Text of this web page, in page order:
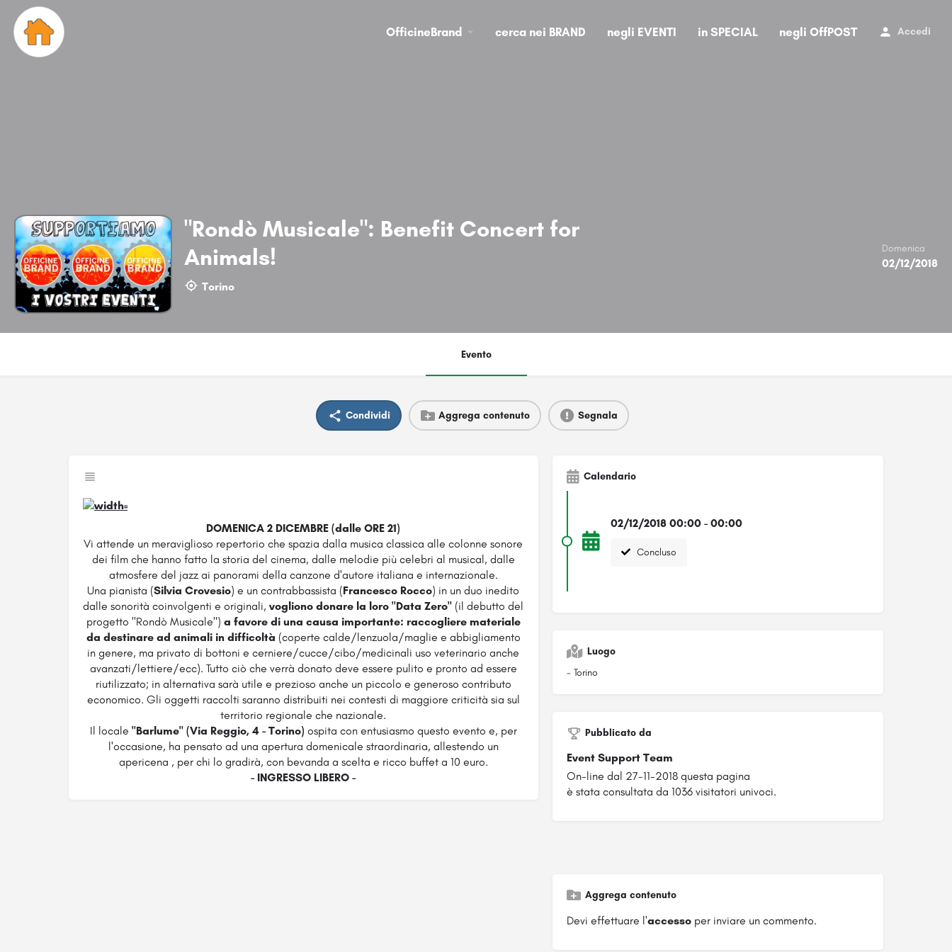
OfficineBrand cerca nei BRAND negli EVENTI in SPECIAL negli OffPOST Accedi
"Rondò Musicale": Benefit Concert for
Animals!
Torino
Domenica
02/12/2018
Evento
Condividi Aggrega contenuto Segnala
DOMENICA 2 DICEMBRE (dalle ORE 21)
Vi attende un meraviglioso repertorio che spazia dalla musica classica alle colonne sonore
dei film che hanno fatto la storia del cinema, dalle melodie più celebri al musical, dalle
atmosfere del jazz ai panorami della canzone d'autore italiana e internazionale.
Una pianista (Silvia Crovesio) e un contrabbassista (Francesco Rocco) in un duo inedito
dalle sonorità coinvolgenti e originali,vogliono donare la loro "Data Zero" (il debutto del
progetto "Rondò Musicale") a favore di una causa importante: raccogliere materiale
da destinare ad animali in difficoltà (coperte calde/lenzuola/maglie e abbigliamento
in genere, ma privato di bottoni e cerniere/cucce/cibo/medicinali uso veterinario anche
avanzati/lettiere/ecc). Tutto ciò che verrà donato deve essere pulito e pronto ad essere
riutilizzato; in alternativa sarà utile e prezioso anche un piccolo e generoso contributo
economico. Gli oggetti raccolti saranno distribuiti nei contesti di maggiore criticità sia sul
territorio regionale che nazionale.
Il locale "Barlume" (Via Reggio, 4 - Torino) ospita con entusiasmo questo evento e, per
l'occasione, ha pensato ad una apertura domenicale straordinaria, allestendo un
apericena , per chi lo gradirà, con bevanda a scelta e ricco buffet a 10 euro.
- INGRESSO LIBERO -
Calendario
02/12/2018 00:00 - 00:00
Concluso
Luogo
- Torino
Pubblicato da
Event Support Team
On-line dal 27-11-2018 questa pagina
è stata consultata da 1036 visitatori univoci.
Aggrega contenuto
Devi effettuare l'accessoper inviare un commento.